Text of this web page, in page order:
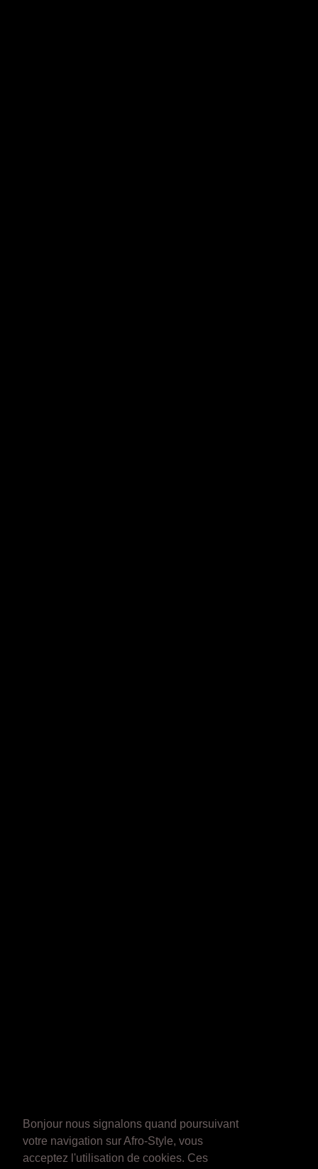
Bonjour nous signalons quand poursuivant
votre navigation sur Afro-Style, vous
acceptez l'utilisation de cookies. Ces